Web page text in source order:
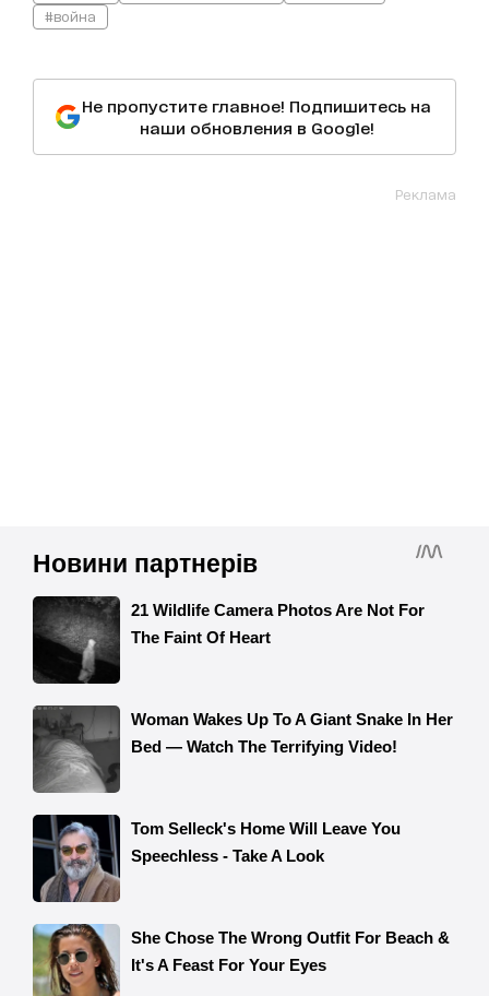
#война
Не пропустите главное! Подпишитесь на
наши обновления в Google!
Реклама